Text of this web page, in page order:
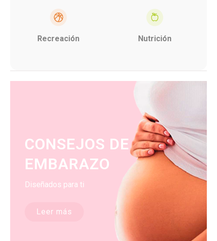
Recreación Nutrición
CONSEJOS DE
EMBARAZO
Diseñados para ti
Leer más